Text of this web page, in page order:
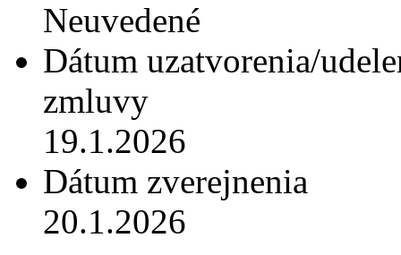
Neuvedené
Dátum uzatvorenia/
zmluvy
19.1.2026
Dátum zverejnenia
20.1.2026